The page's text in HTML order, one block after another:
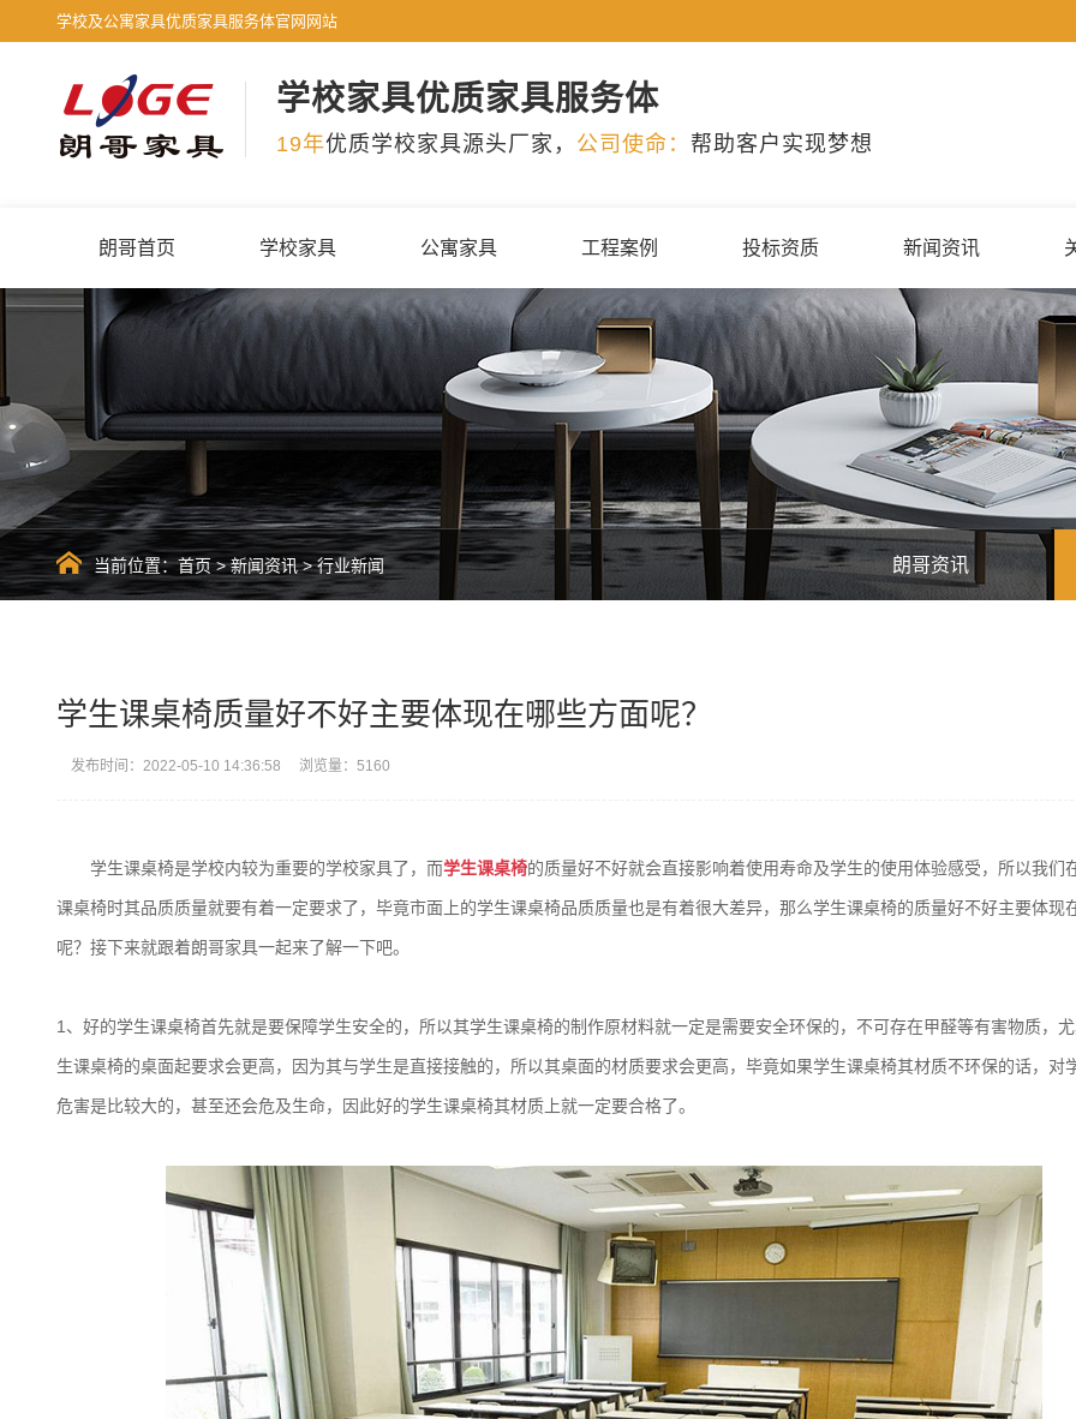
学校及公寓家具优质家具服务体官网网站
学校家具优质家具服务体
19年优质学校家具源头厂家， 公司使命： 帮助客户实现梦想
朗哥首页 学校家具 公寓家具 工程案例 投标资质 新闻资讯
当前位置：首页>新闻资讯>行业新闻 朗哥资讯
学生课桌椅质量好不好主要体现在哪些方面呢？
发布时间：2022-05-10 14:36:58 浏览量：5160
学生课桌椅是学校内较为重要的学校家具了，而学生课桌椅的质量好不好就会直接影响着使用寿命及学生的使用体验感受，所以我们
课桌椅时其品质质量就要有着一定要求了，毕竟市面上的学生课桌椅品质质量也是有着很大差异，那么学生课桌椅的质量好不好主要体现
呢？接下来就跟着朗哥家具一起来了解一下吧。
1、好的学生课桌椅首先就是要保障学生安全的，所以其学生课桌椅的制作原材料就一定是需要安全环保的，不可存在甲醛等有害物质，
生课桌椅的桌面起要求会更高，因为其与学生是直接接触的，所以其桌面的材质要求会更高，毕竟如果学生课桌椅其材质不环保的话，对
危害是比较大的，甚至还会危及生命，因此好的学生课桌椅其材质上就一定要合格了。